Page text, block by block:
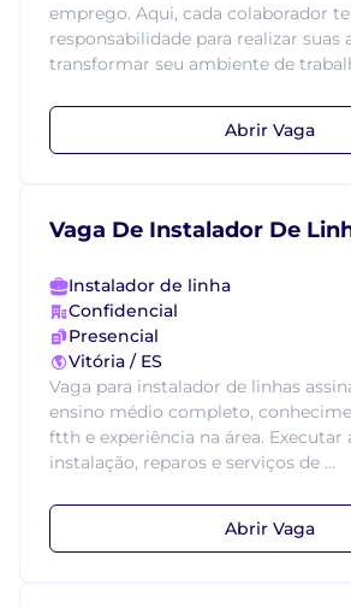
emprego. Aqui, cada colaborador
responsabilidade para realizar suas
transformar seu ambiente de
Abrir Vaga
Vaga De Instalador De
Instalador de linha
Confidencial
Presencial
Vitória / ES
Vaga para instalador de linhas
ensino médio completo,
ftth e experiência na área. Executar
instalação, reparos e serviços de ...
Abrir Vaga